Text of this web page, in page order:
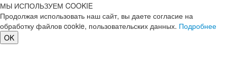
МЫ ИСПОЛЬЗУЕМ COOKIE
Продолжая использовать наш сайт, вы даете согласие на
обработку файлов cookie, пользовательских данных. Подробнее
OK